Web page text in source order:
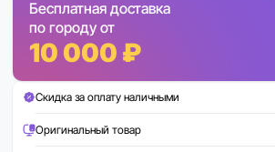
Бесплатная доставка
по городу от
10 000 ₽
Скидка за оплату наличными
Оригинальный товар